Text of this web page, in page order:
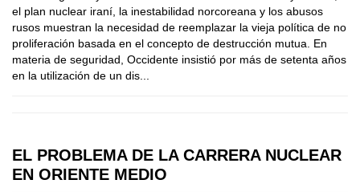
el plan nuclear iraní, la inestabilidad norcoreana y los abusos
rusos muestran la necesidad de reemplazar la vieja política de no
proliferación basada en el concepto de destrucción mutua. En
materia de seguridad, Occidente insistió por más de setenta años
en la utilización de un dis...
EL PROBLEMA DE LA CARRERA NUCLEAR
EN ORIENTE MEDIO